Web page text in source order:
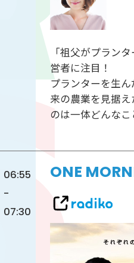
「祖父がプラン
営者に注目！
プランターを生
来の農業を見据
のは一体どんなこ
06:55
-
07:30
ONE